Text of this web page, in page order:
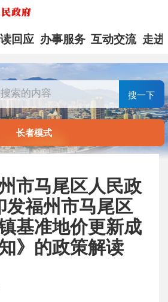
回应 办事服务 互动交流 走进
搜一下
长者模式
市马尾区人民政
发福州市马尾区
基准地价更新成
》的政策解读